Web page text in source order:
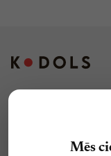
Mēs